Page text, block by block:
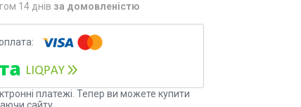
14 днів за домовленістю
платежі. Тепер ви можете купити